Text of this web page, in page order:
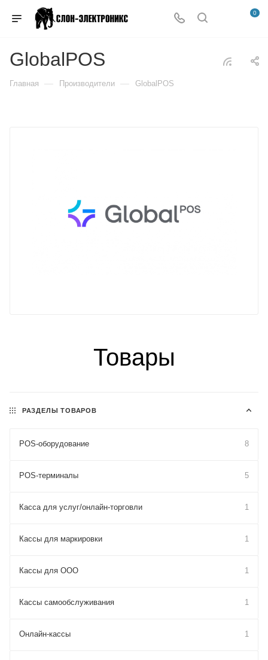
0
GlobalPOS
Главная — Производители — GlobalPOS
Товары
РАЗДЕЛЫ ТОВАРОВ
POS-оборудование 8
POS-терминалы 5
Касса для услуг/онлайн-торговли 1
Кассы для маркировки 1
Кассы для ООО 1
Кассы самообслуживания 1
Онлайн-кассы 1